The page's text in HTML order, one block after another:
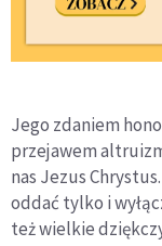
Jego zdaniem
przejawem
nas Jezus
oddać tylko i
też wielkie